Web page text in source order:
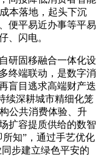
本落地，起头下沉
便平易近办事等平易
、闪电。
固移融合一体化设
终端联动，是数字消
盲目逃求高端财产迭
续深耕城市精细化笼
公共消费体验、升
扩容提质供给的数智
知”，通过手艺优化
步建立绿色平安的